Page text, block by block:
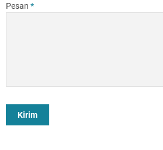
Pesan *